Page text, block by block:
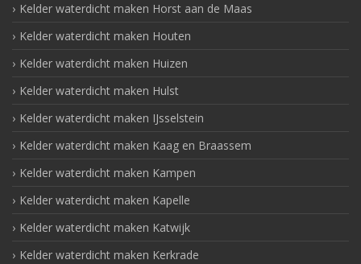
Kelder waterdicht maken Horst aan de Maas
Kelder waterdicht maken Houten
Kelder waterdicht maken Huizen
Kelder waterdicht maken Hulst
Kelder waterdicht maken IJsselstein
Kelder waterdicht maken Kaag en Braassem
Kelder waterdicht maken Kampen
Kelder waterdicht maken Kapelle
Kelder waterdicht maken Katwijk
Kelder waterdicht maken Kerkrade